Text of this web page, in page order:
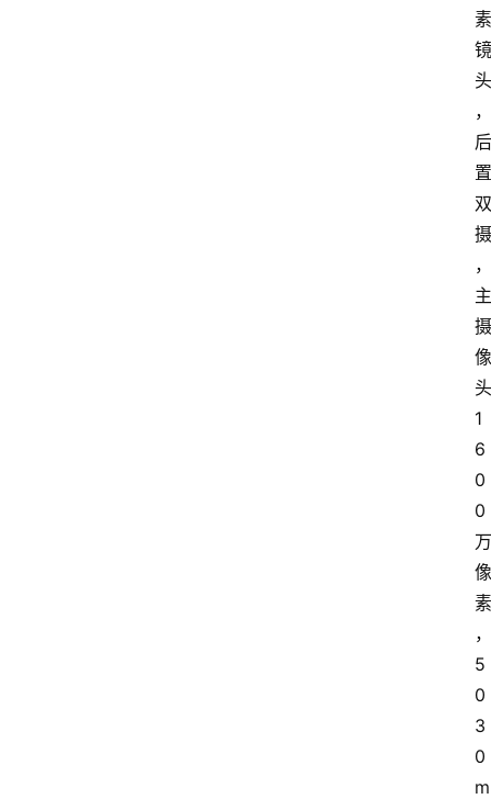
素
镜
头
，
后
置
双
摄
，
主
摄
像
头
1
6
0
0
万
像
素
，
5
0
3
0
m